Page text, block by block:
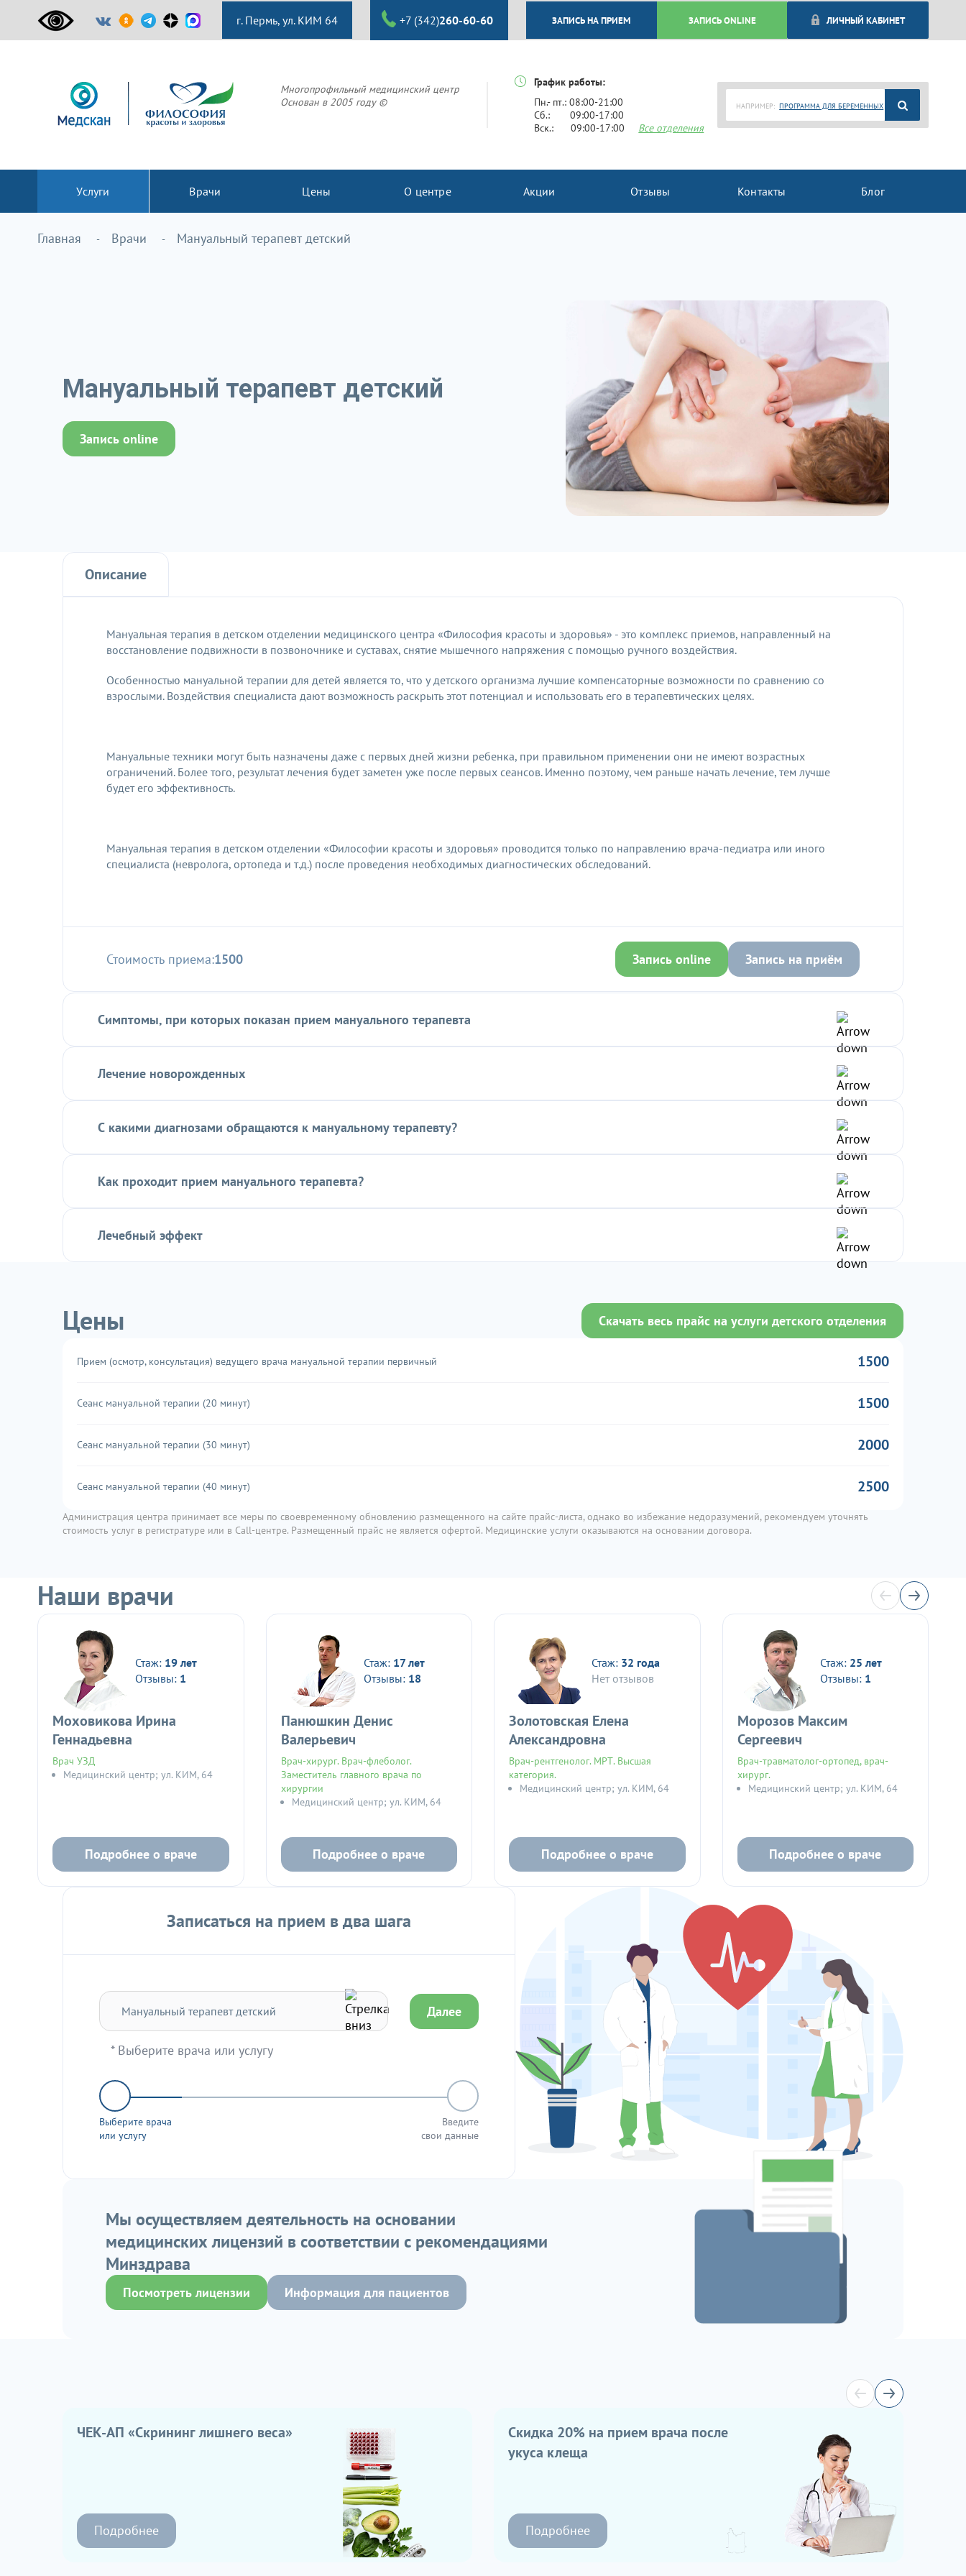
г. Пермь, ул. КИМ 64 +7 (342)260-60-60 ЗАПИСЬ НА ПРИЕМ ЗАПИСЬ ONLINE ЛИЧНЫЙ КАБИНЕТ
Многопрофильный медицинский центр
Основан в 2005 году ©
График работы:
Пн.- пт.: 08:00-21:00
Сб.: 09:00-17:00
Вск.: 09:00-17:00
Все отделения
НАПРИМЕР: ПРОГРАММА ДЛЯ БЕРЕМЕННЫХ
Услуги Врачи Цены О центре Акции Отзывы Контакты Блог
Главная Врачи Мануальный терапевт детский
Мануальный терапевт детский
Запись online
Описание
Мануальная терапия в детском отделении медицинского центра «Философия красоты и здоровья» - это комплекс приемов, направленный на
восстановление подвижности в позвоночнике и суставах, снятие мышечного напряжения с помощью ручного воздействия.
Особенностью мануальной терапии для детей является то, что у детского организма лучшие компенсаторные возможности по сравнению со
взрослыми. Воздействия специалиста дают возможность раскрыть этот потенциал и использовать его в терапевтических целях.
Мануальные техники могут быть назначены даже с первых дней жизни ребенка, при правильном применении они не имеют возрастных
ограничений. Более того, результат лечения будет заметен уже после первых сеансов. Именно поэтому, чем раньше начать лечение, тем лучше
будет его эффективность.
Мануальная терапия в детском отделении «Философии красоты и здоровья» проводится только по направлению врача-педиатра или иного
специалиста (невролога, ортопеда и т.д.) после проведения необходимых диагностических обследований.
Стоимость приема:1500 Запись online Запись на приём
Симптомы, при которых показан прием мануального терапевта
Лечение новорожденных
С какими диагнозами обращаются к мануальному терапевту?
Как проходит прием мануального терапевта?
Лечебный эффект
Цены Скачать весь прайс на услуги детского отделения
Прием (осмотр, консультация) ведущего врача мануальной терапии первичный 1500
Сеанс мануальной терапии (20 минут) 1500
Сеанс мануальной терапии (30 минут) 2000
Сеанс мануальной терапии (40 минут) 2500
Администрация центра принимает все меры по своевременному обновлению размещенного на сайте прайс-листа, однако во избежание недоразумений, рекомендуем уточнять
стоимость услуг в регистратуре или в Call-центре. Размещенный прайс не является офертой. Медицинские услуги оказываются на основании договора.
Наши врачи
Стаж: 19 лет
Отзывы: 1
Моховикова Ирина
Геннадьевна
Врач УЗД
Медицинский центр; ул. КИМ, 64
Подробнее о враче
Стаж: 17 лет
Отзывы: 18
Панюшкин Денис
Валерьевич
Врач-хирург. Врач-флеболог.
Заместитель главного врача по
хирургии
Медицинский центр; ул. КИМ, 64
Подробнее о враче
Стаж: 32 года
Нет отзывов
Золотовская Елена
Александровна
Врач-рентгенолог. МРТ. Высшая
категория.
Медицинский центр; ул. КИМ, 64
Подробнее о враче
Стаж: 25 лет
Отзывы: 1
Морозов Максим
Сергеевич
Врач-травматолог-ортопед, врач-
хирург.
Медицинский центр; ул. КИМ, 64
Подробнее о враче
Записаться на прием в два шага
* Выберите врача или услугу
Далее
Выберите врача
или услугу
Введите
свои данные
Мы осуществляем деятельность на основании
медицинских лицензий в соответствии с рекомендациями
Минздрава
Посмотреть лицензии Информация для пациентов
ЧЕК-АП «Скрининг лишнего веса»
Подробнее
Скидка 20% на прием врача после
укуса клеща
Подробнее